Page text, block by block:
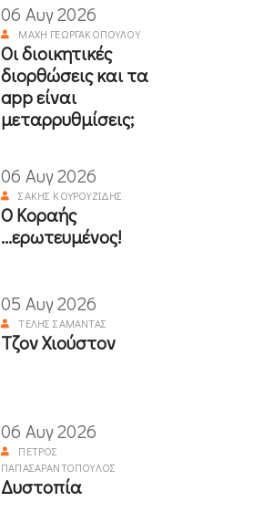
06 Αυγ 2026
ΜΆΧΗ ΓΕΩΡΓΑΚΟΠΟΎΛΟΥ
Οι διοικητικές
διορθώσεις και τα
app είναι
μεταρρυθμίσεις;
06 Αυγ 2026
ΣΆΚΗΣ ΚΟΥΡΟΥΖΊΔΗΣ
Ο Κοραής
...ερωτευμένος!
05 Αυγ 2026
ΤΈΛΗΣ ΣΑΜΑΝΤΆΣ
Τζον Χιούστον
06 Αυγ 2026
ΠΈΤΡΟΣ
ΠΑΠΑΣΑΡΑΝΤΌΠΟΥΛΟΣ
Δυστοπία